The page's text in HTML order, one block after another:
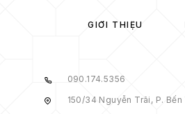
GIỚI THIỆU
090.174.5356
150/34 Nguyễn Trãi, P. Bến